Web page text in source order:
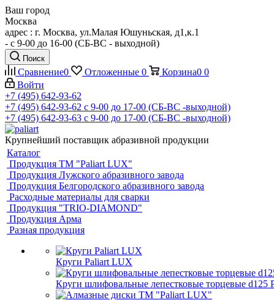
Ваш город
Москва
адрес : г. Москва, ул.Малая Юшуньская, д1,к.1
- c 9-00 до 16-00 (СБ-ВС - выходной)
Поиск
Сравнение0 Отложенные 0 Корзина0 0
Войти
+7 (495) 642-93-62
+7 (495) 642-93-62 c 9-00 до 17-00 (СБ-ВС -выходной)
+7 (495) 642-93-63 c 9-00 до 17-00 (СБ-ВС -выходной)
Крупнейший поставщик абразивной продукции
Каталог
Продукция ТМ "Paliart LUX"
Продукция Лужского абразивного завода
Продукция Белгородского абразивного завода
Расходные материалы для сварки
Продукция "TRIO-DIAMOND"
Продукция Арма
Разная продукция
Круги Paliart LUX
Круги шлифовальные лепестковые торцевые d125